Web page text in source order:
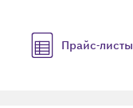
Прайс-листы